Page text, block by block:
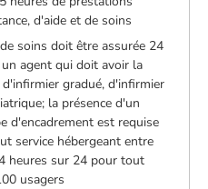
d'aide et de soins
soins doit être assurée 24
agent qui doit avoir la
gradué, d'infirmier
la présence d'un
d'encadrement est requise
service hébergeant entre
heures sur 24 pour tout
usagers